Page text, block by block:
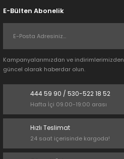
E-Bülten Abonelik
Kampanyalarımızdan ve indirimlerimizden
güncel olarak haberdar olun.
444 59 90 / 530-522 18 52
Hafta İçi 09.00-19:00 arası
Hızlı Teslimat
24 saat içerisinde kargoda!